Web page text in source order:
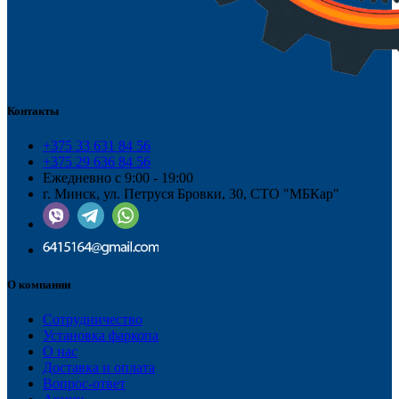
Контакты
+375 33 631 84 56
+375 29 636 84 56
Ежедневно с 9:00 - 19:00
г. Минск, ул. Петруся Бровки, 30, СТО "МБКар"
О компании
Сотрудничество
Установка фаркопа
О нас
Доставка и оплата
Вопрос-ответ